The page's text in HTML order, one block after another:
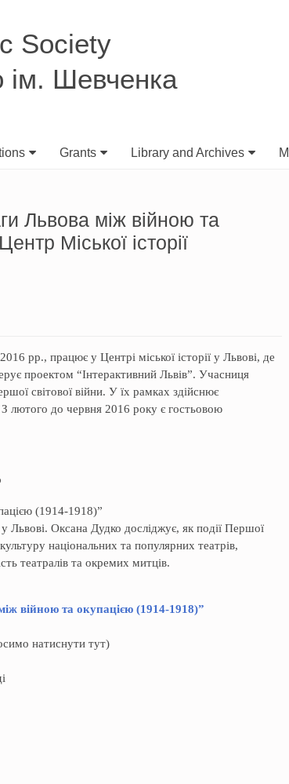
Society
ім. Шевченка
Grants Library and Archives
Львова між війною та
Міської історії
рр., працює у Центрі міської історії у Львові, де
проектом “Інтерактивний Львів”. Учасниця
світової війни. У їх рамках здійснює
З лютого до червня 2016 року є гостьовою
(1914-1918)”
Львові. Оксана Дудко досліджує, як події Першої
національних та популярних театрів,
театралів та окремих митців.
війною та окупацією (1914-1918)”
натиснути тут)